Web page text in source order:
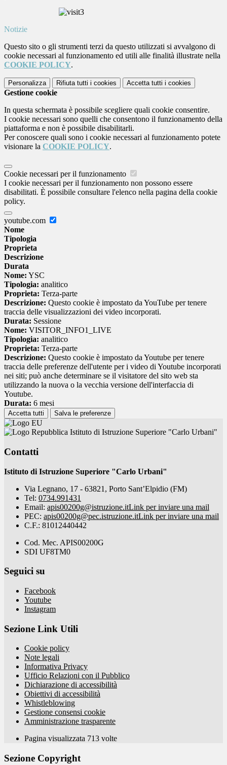
Notizie
Questo sito o gli strumenti terzi da questo utilizzati si avvalgono di
cookie necessari al funzionamento ed utili alle finalità illustrate nella
COOKIE POLICY.
Personalizza Rifiuta tutti i cookies Accetta tutti i cookies
Gestione cookie
In questa schermata è possibile scegliere quali cookie consentire.
I cookie necessari sono quelli che consentono il funzionamento della
piattaforma e non è possibile disabilitarli.
Per conoscere quali sono i cookie necessari al funzionamento potete
visionare la COOKIE POLICY.
Cookie necessari per il funzionamento
I cookie necessari per il funzionamento non possono essere
disabilitati. È possibile consultare l'elenco nella pagina della cookie
policy.
youtube.com
Nome
Tipologia
Proprieta
Descrizione
Durata
Nome: YSC
Tipologia: analitico
Proprieta: Terza-parte
Descrizione: Questo cookie è impostato da YouTube per tenere
traccia delle visualizzazioni dei video incorporati.
Durata: Sessione
Nome: VISITOR_INFO1_LIVE
Tipologia: analitico
Proprieta: Terza-parte
Descrizione: Questo cookie è impostato da Youtube per tenere
traccia delle preferenze dell'utente per i video di Youtube incorporati
nei siti; può anche determinare se il visitatore del sito web sta
utilizzando la nuova o la vecchia versione dell'interfaccia di
Youtube.
Durata: 6 mesi
Accetta tutti Salva le preferenze
Istituto di Istruzione Superiore "Carlo Urbani"
Contatti
Istituto di Istruzione Superiore "Carlo Urbani"
Via Legnano, 17 - 63821, Porto Sant’Elpidio (FM)
Tel: 0734.991431
Email: apis00200g@istruzione.itLink per inviare una mail
PEC: apis00200g@pec.istruzione.itLink per inviare una mail
C.F.: 81012440442
Cod. Mec. APIS00200G
SDI UF8TM0
Seguici su
Facebook
Youtube
Instagram
Sezione Link Utili
Cookie policy
Note legali
Informativa Privacy
Ufficio Relazioni con il Pubblico
Dichiarazione di accessibilità
Obiettivi di accessibilità
Whistleblowing
Gestione consensi cookie
Amministrazione trasparente
Pagina visualizzata 713 volte
Sezione Copyright